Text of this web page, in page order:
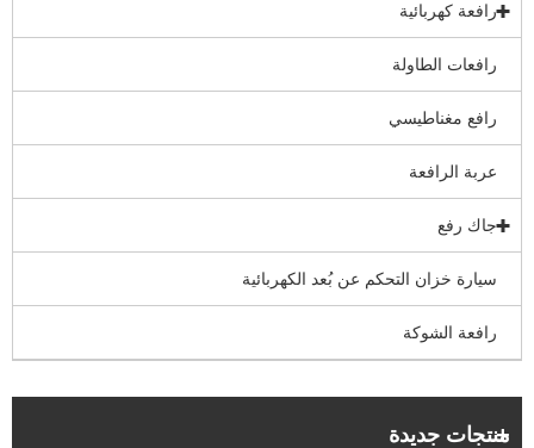
رافعة كهربائية
رافعات الطاولة
رافع مغناطيسي
عربة الرافعة
جاك رفع
سيارة خزان التحكم عن بُعد الكهربائية
رافعة الشوكة
منتجات جديدة